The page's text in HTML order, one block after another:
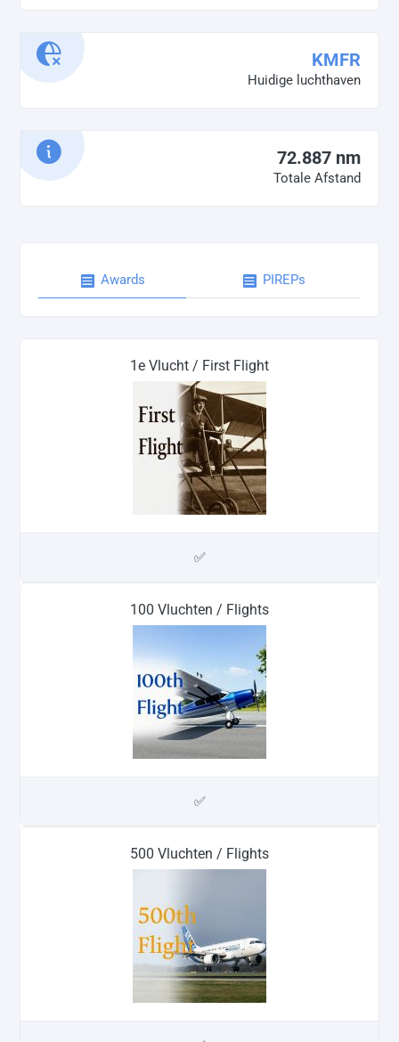
KMFR
Huidige luchthaven
72.887 nm
Totale Afstand
Awards PIREPs
1e Vlucht / First Flight
✅
100 Vluchten / Flights
✅
500 Vluchten / Flights